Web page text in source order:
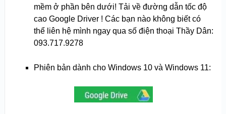
mềm ở phần bên dưới! Tải về đường dẫn tốc độ
cao Google Driver ! Các bạn nào không biết có
thể liên hệ mình ngay qua số điện thoại Thầy Dân:
093.717.9278
Phiên bản dành cho Windows 10 và Windows 11: